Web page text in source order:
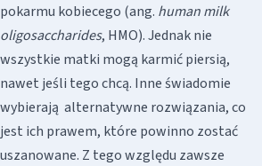
pokarmu kobiecego (ang. human milk
oligosaccharides, HMO). Jednak nie
wszystkie matki mogą karmić piersią,
nawet jeśli tego chcą. Inne świadomie
wybierają alternatywne rozwiązania, co
jest ich prawem, które powinno zostać
uszanowane. Z tego względu zawsze